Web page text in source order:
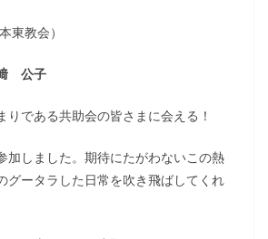
東教会）
公子
りである共助会の皆さまに会える！
加しました。期待にたがわないこの熱
ータラした日常を吹き飛ばしてくれ